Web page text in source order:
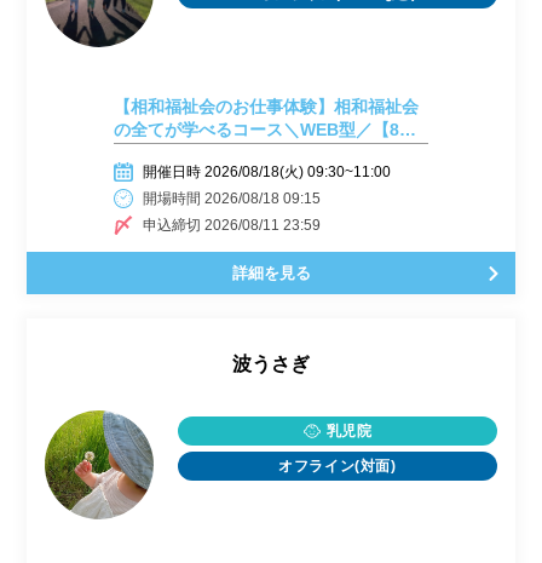
【相和福祉会のお仕事体験】相和福祉会
の全てが学べるコース＼WEB型／【8月
開催日時 2026/08/18(火) 09:30~11:00
開場時間 2026/08/18 09:15
申込締切 2026/08/11 23:59
詳細を見る
波うさぎ
乳児院
オフライン(対面)